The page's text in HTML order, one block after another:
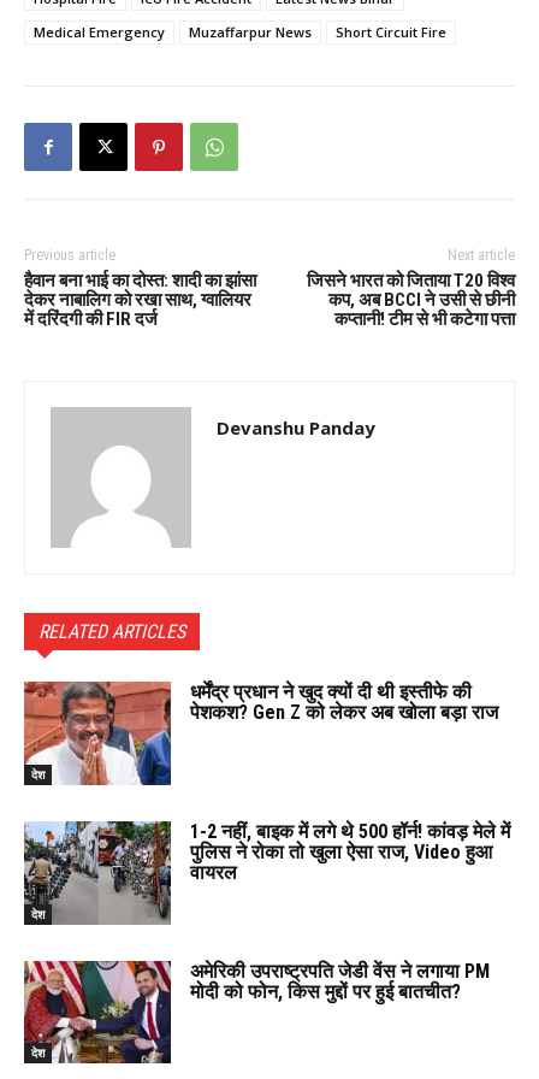
Medical Emergency
Muzaffarpur News Short Circuit Fire
Previous article
हैवान बना भाई का दोस्त: शादी का झांसा
देकर नाबालिग को रखा साथ, ग्वालियर
में दरिंदगी की FIR दर्ज
Next article
जिसने भारत को जिताया T20 विश्व
कप, अब BCCI ने उसी से छीनी
कप्तानी! टीम से भी कटेगा पत्ता
Devanshu Panday
RELATED ARTICLES
देश
धर्मेंद्र प्रधान ने खुद क्यों दी थी इस्तीफे की
पेशकश? Gen Z को लेकर अब खोला बड़ा राज
देश
1-2 नहीं, बाइक में लगे थे 500 हॉर्न! कांवड़ मेले में
पुलिस ने रोका तो खुला ऐसा राज, Video हुआ
वायरल
देश
अमेरिकी उपराष्ट्रपति जेडी वेंस ने लगाया PM
मोदी को फोन, किस मुद्दों पर हुई बातचीत?